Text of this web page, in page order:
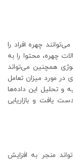
چهره افراد را
چهره، محتوا را به
همچنین می‌تواند
در مورد میزان تعامل
و تحلیل این داده‌ها
یافت و بازاریابی
منجر به افزایش